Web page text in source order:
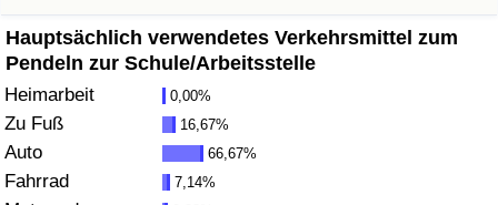
Hauptsächlich verwendetes Verkehrsmittel zum
Pendeln zur Schule/Arbeitsstelle
Heimarbeit 0,00%
Zu Fuß 16,67%
Auto 66,67%
Fahrrad 7,14%
Umweltverschmutzung
Umweltverschmutzungs-Index (aktuell)
Verschmutzungsindex
Umweltverschmutzungs-Index nach Land